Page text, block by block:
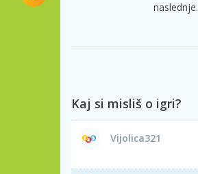
naslednje.
Kaj si misliš o igri?
Vijolica321